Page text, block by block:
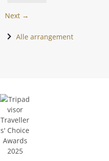
Next →
Alle arrangement